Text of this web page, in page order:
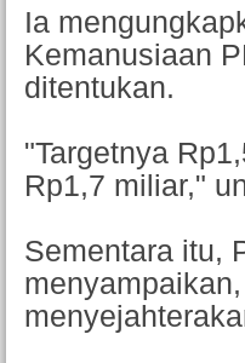
Ia
Kemanusiaan
ditentukan.
"Targetnya
Rp1,7 miliar,"
Sementara itu,